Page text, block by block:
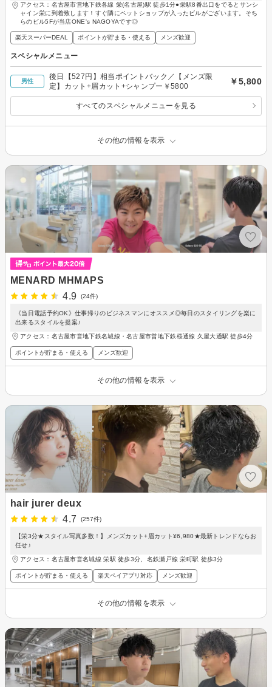
アクセス：名古屋市営地下鉄各線 栄(名古屋)駅 徒歩1分●栄駅8番出口をでるとサンシ
ャイン栄に到着致します！すぐ隣にペットショップが入ったビルがございます。そち
らのビル5Fが当店ONE's NAGOYAです◎
楽天スーパーDEAL ポイントが貯まる・使える メンズ歓迎
スペシャルメニュー
男性
後日【527円】相当ポイントバック／【メンズ限
定】カット+眉カット+シャンプー￥5800
￥5,800
すべてのスペシャルメニューを見る
その他の情報を表示
MENARD MHMAPS
4.9
(24件)
《当日電話予約OK》仕事帰りのビジネスマンにオススメ◎毎日のスタイリングを楽に
出来るスタイルを提案♪
アクセス：名古屋市営地下鉄名城線・名古屋市営地下鉄桜通線 久屋大通駅 徒歩4分
ポイントが貯まる・使える メンズ歓迎
その他の情報を表示
hair jurer deux
4.7
(257件)
【栄3分★スタイル写真多数！】メンズカット+眉カット¥6,980★最新トレンドならお
任せ♪
アクセス：名古屋市営名城線 栄駅 徒歩3分、名鉄瀬戸線 栄町駅 徒歩3分
ポイントが貯まる・使える 楽天ペイアプリ対応 メンズ歓迎
その他の情報を表示